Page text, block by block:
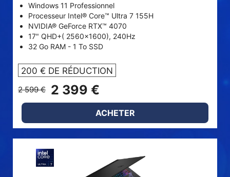
Windows 11 Professionnel
Processeur Intel® Core™ Ultra 7 155H
NVIDIA® GeForce RTX™ 4070
17" QHD+( 2560x1600), 240Hz
32 Go RAM - 1 To SSD
200 € DE RÉDUCTION
2 599 € 2 399 €
ACHETER